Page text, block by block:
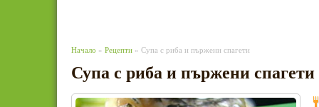
Начало » Рецепти » Супа с риба и пържени спагети
Супа с риба и пържени спагети